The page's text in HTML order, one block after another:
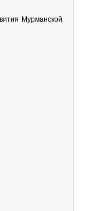
Мурманской